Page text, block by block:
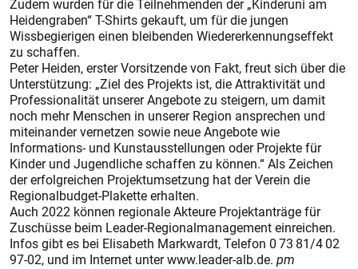
Zudem wurden für die Teilnehmenden der „Kinderuni am
Heidengraben“ T-Shirts gekauft, um für die jungen
Wissbegierigen einen bleibenden Wiedererkennungseffekt
zu schaffen.
Peter Heiden, erster Vorsitzende von Fakt, freut sich über die
Unterstützung: „Ziel des Projekts ist, die Attraktivität und
Professionalität unserer Angebote zu steigern, um damit
noch mehr Menschen in unserer Region ansprechen und
miteinander vernetzen sowie neue Angebote wie
Informations- und Kunstausstellungen oder Projekte für
Kinder und Jugendliche schaffen zu können.“ Als Zeichen
der erfolgreichen Projektumsetzung hat der Verein die
Regionalbudget-Plakette erhalten.
Auch 2022 können regionale Akteure Projektanträge für
Zuschüsse beim Leader-Regionalmanagement einreichen.
Infos gibt es bei Elisabeth Markwardt, Telefon 0 73 81/4 02
97-02, und im Internet unter www.leader-alb.de. pm